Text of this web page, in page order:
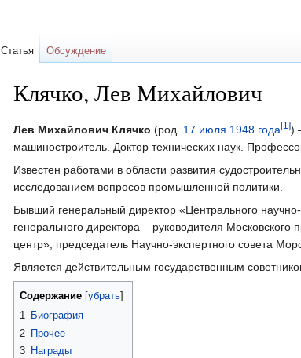
Клячко, Лев Михайлович
Лев Михайлович Клячко (род. 17 июля 1948 года[1])
машиностроитель. Доктор технических наук.
Известен работами в области развития
исследованием вопросов промышленной политики.
Бывший генеральный директор «Центрального научно-
генерального директора – руководителя
центр», председатель Научно-экспертного совета
Является действительным государственным
Содержание убрать
1 Биография
2 Прочее
3 Награды
Статья Обсуждение